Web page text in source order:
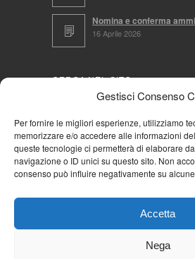
Gestisci Consenso
Per fornire le migliori esperienze, utilizziamo
memorizzare e/o accedere alle informazioni
queste tecnologie ci permetterà di elaborare
navigazione o ID unici su questo sito. Non
consenso può influire negativamente su
Accetta
Nega
Nomina e conferma
16 Aprile 2026
CERCA NEL SITO
NAVIGA PER
Mappa completa
Cookie Policy (UE)
Iscriviti alla Community